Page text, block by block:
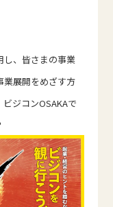
し、皆さまの事業
業展開をめざす方
ジコンOSAKAで